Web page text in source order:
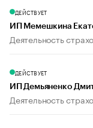
ДЕЙСТВУЕТ
ИП Мемешкина
Деятельность
ДЕЙСТВУЕТ
ИП Демьяненко
Деятельность